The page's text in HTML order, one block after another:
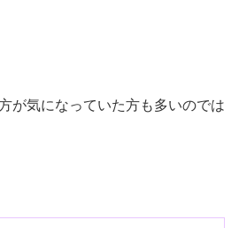
が気になっていた方も多いのでは